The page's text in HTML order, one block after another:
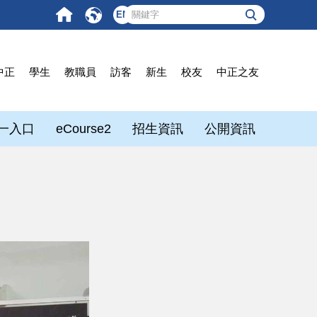
EN
正 學生 教職員 訪客 新生 校友 中正之友
入口 eCourse2 招生資訊 公開資訊